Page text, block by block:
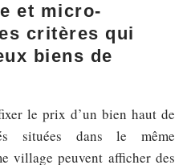
et micro-
critères qui
biens de
le prix d’un bien haut de
situées dans le même
village peuvent afficher des